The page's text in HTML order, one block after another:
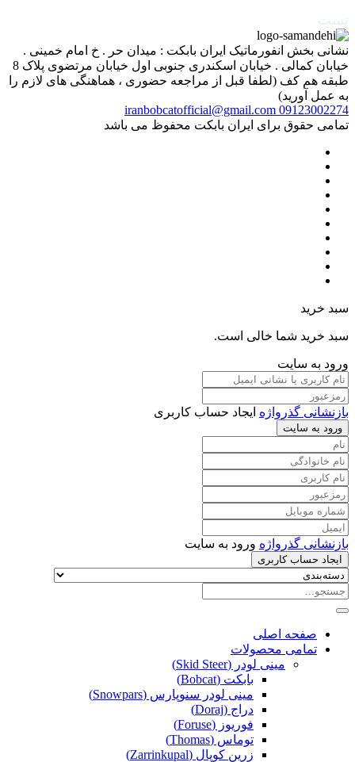
نشانی بخش انفورماتیک ایران بابکت : میدان حر . خ امام خمینی .
خیابان کمالی . خیابان اسکندری جنوبی اول خیابان مرتضوی پلاک 8
طبقه هم کف (لطفا قبل از مراجعه حضوری ، هماهنگی های لازم را
به عمل آورید)
09123002274
iranbobcatofficial@gmail.com
تمامی حقوق برای ایران بابکت محفوظ می باشد
سبد خرید
سبد خرید شما خالی است.
ورود به سایت
بازنشانی گذرواژه ایجاد حساب کاربری
ورود به سایت
بازنشانی گذرواژه ورود به سایت
ایجاد حساب کاربری
صفحه اصلی
تمامی محصولات
مینی لودر (Skid Steer)
بابکت (Bobcat)
مینی لودر سنوپارس (Snowpars)
دراج (Doraj)
فوریوز (Foruse)
توماس (Thomas)
زرین کوپال (Zarrinkupal)